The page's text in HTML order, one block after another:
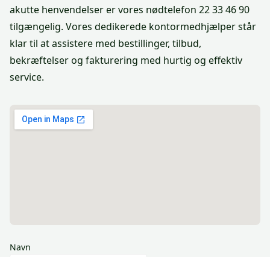
akutte henvendelser er vores nødtelefon 22 33 46 90
tilgængelig. Vores dedikerede kontormedhjælper står
klar til at assistere med bestillinger, tilbud,
bekræftelser og fakturering med hurtig og effektiv
service.
Navn